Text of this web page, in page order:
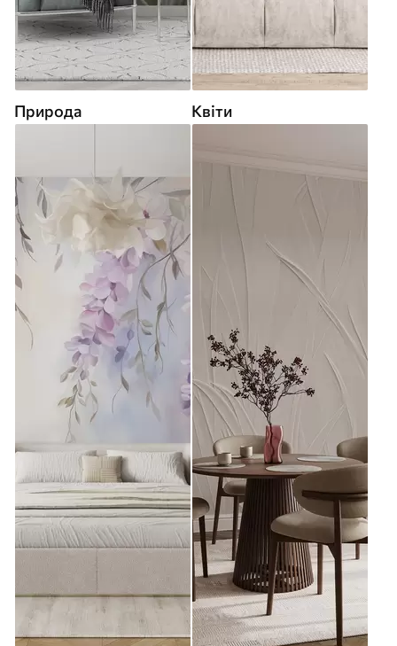
Природа Квіти